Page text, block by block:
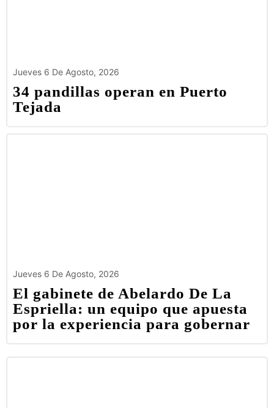
Jueves 6 De Agosto, 2026
34 pandillas operan en Puerto
Tejada
Jueves 6 De Agosto, 2026
El gabinete de Abelardo De La
Espriella: un equipo que apuesta
por la experiencia para gobernar